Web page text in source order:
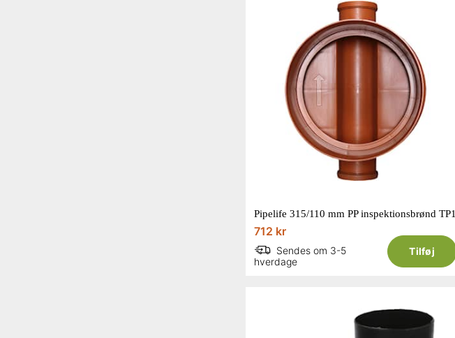
Pipelife 315/110 mm PP inspektionsbrønd TP1
712 kr
Sendes om 3-5
hverdage
Tilføj